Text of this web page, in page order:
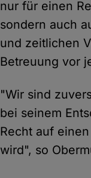
nur für einen
sondern auch
und zeitlichen
Betreuung vor
"Wir sind
bei seinem
Recht auf
wird", so